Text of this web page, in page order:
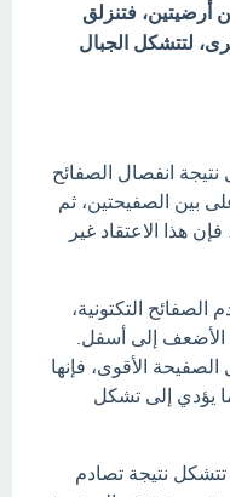
أرضيتين، فتنزلق
لتتشكل الجبال
انفصال الصفائح
بين الصفيحتين، ثم
هذا الاعتقاد غير
الصفائح التكتونية،
الأضعف إلى أسفل.
الأقوى، فإنها
يؤدي إلى تشكل
تتشكل نتيجة تصادم